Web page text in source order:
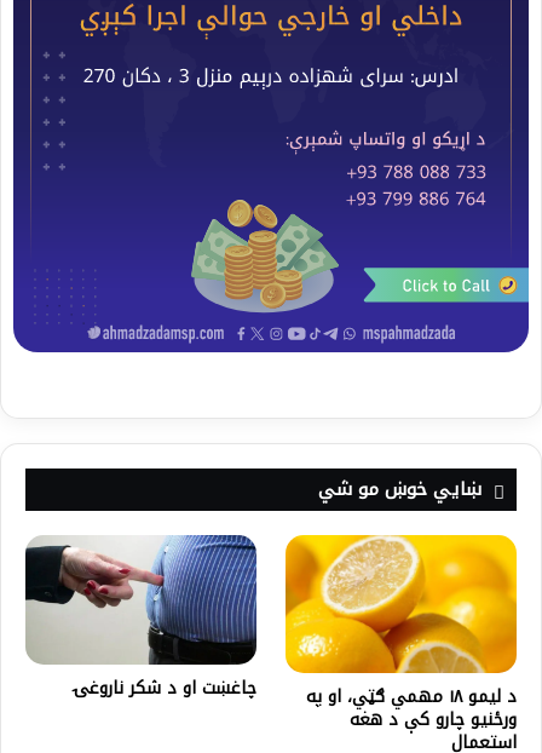
ښايي خوښ مو شي
د لیمو ۱۸ مهمي ګټي، او په
ورځنيو چارو کې د هغه
استعمال
چاغښت او د شکر ناروغۍ